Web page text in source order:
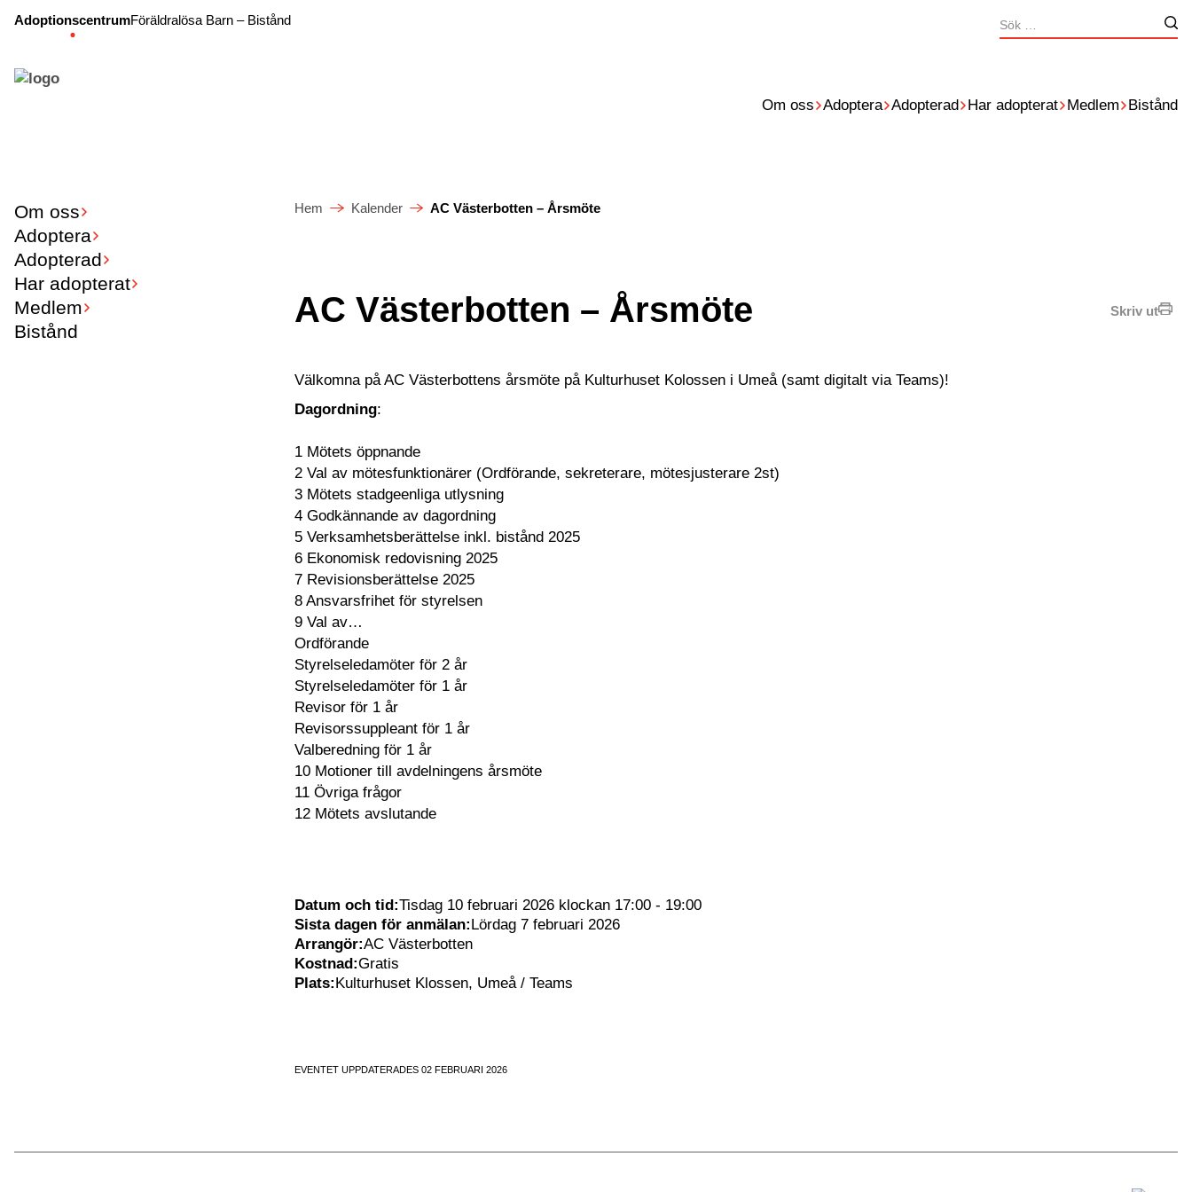
AdoptionscentrumFöräldralösa Barn – Bistånd
Sök
efter:
Om oss Adoptera Adopterad Har adopterat Medlem Bistånd
Om oss
Adoptera
Adopterad
Har adopterat
Medlem
Bistånd
Hem Kalender AC Västerbotten – Årsmöte
Skriv ut
AC Västerbotten – Årsmöte
Välkomna på AC Västerbottens årsmöte på Kulturhuset Kolossen i Umeå (samt digitalt via Teams)!
Dagordning:
1 Mötets öppnande
2 Val av mötesfunktionärer (Ordförande, sekreterare, mötesjusterare 2st)
3 Mötets stadgeenliga utlysning
4 Godkännande av dagordning
5 Verksamhetsberättelse inkl. bistånd 2025
6 Ekonomisk redovisning 2025
7 Revisionsberättelse 2025
8 Ansvarsfrihet för styrelsen
9 Val av…
Ordförande
Styrelseledamöter för 2 år
Styrelseledamöter för 1 år
Revisor för 1 år
Revisorssuppleant för 1 år
Valberedning för 1 år
10 Motioner till avdelningens årsmöte
11 Övriga frågor
12 Mötets avslutande
Datum och tid:Tisdag 10 februari 2026 klockan 17:00 - 19:00
Sista dagen för anmälan:Lördag 7 februari 2026
Arrangör:AC Västerbotten
Kostnad:Gratis
Plats:Kulturhuset Klossen, Umeå / Teams
EVENTET UPPDATERADES 02 FEBRUARI 2026